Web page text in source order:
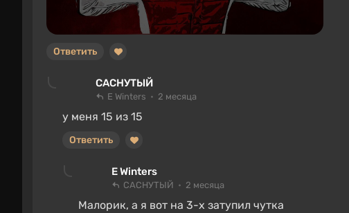
Ответить
САСНУТЫЙ
E Winters 2 месяца
у меня 15 из 15
Ответить
E Winters
САСНУТЫЙ 2 месяца
Малорик, а я вот на 3-х затупил чутка